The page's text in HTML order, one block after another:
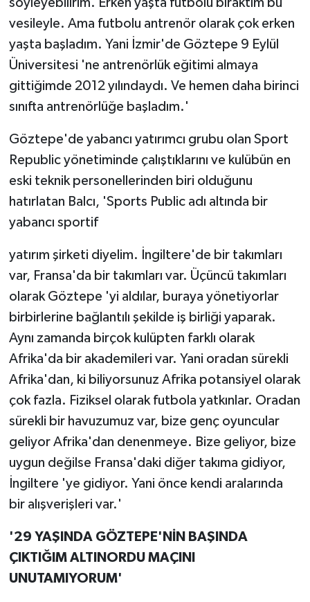
söyleyebilirim. Erken yaşta futbolu bıraktım bu
vesileyle. Ama futbolu antrenör olarak çok erken
yaşta başladım. Yani İzmir'de Göztepe 9 Eylül
Üniversitesi 'ne antrenörlük eğitimi almaya
gittiğimde 2012 yılındaydı. Ve hemen daha birinci
sınıfta antrenörlüğe başladım.'
Göztepe'de yabancı yatırımcı grubu olan Sport
Republic yönetiminde çalıştıklarını ve kulübün en
eski teknik personellerinden biri olduğunu
hatırlatan Balcı, 'Sports Public adı altında bir
yabancı sportif
yatırım şirketi diyelim. İngiltere'de bir takımları
var, Fransa'da bir takımları var. Üçüncü takımları
olarak Göztepe 'yi aldılar, buraya yönetiyorlar
birbirlerine bağlantılı şekilde iş birliği yaparak.
Aynı zamanda birçok kulüpten farklı olarak
Afrika'da bir akademileri var. Yani oradan sürekli
Afrika'dan, ki biliyorsunuz Afrika potansiyel olarak
çok fazla. Fiziksel olarak futbola yatkınlar. Oradan
sürekli bir havuzumuz var, bize genç oyuncular
geliyor Afrika'dan denenmeye. Bize geliyor, bize
uygun değilse Fransa'daki diğer takıma gidiyor,
İngiltere 'ye gidiyor. Yani önce kendi aralarında
bir alışverişleri var.'
'29 YAŞINDA GÖZTEPE'NİN BAŞINDA
ÇIKTIĞIM ALTINORDU MAÇINI
UNUTAMIYORUM'